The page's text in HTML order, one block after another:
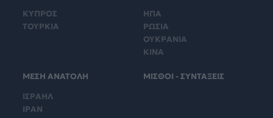
ΚΥΠΡΟΣ
ΤΟΥΡΚΙΑ
ΗΠΑ
ΡΩΣΙΑ
ΟΥΚΡΑΝΙΑ
ΚΙΝΑ
ΜΕΣΗ ΑΝΑΤΟΛΗ
ΙΣΡΑΗΛ
ΙΡΑΝ
ΜΙΣΘΟΙ - ΣΥΝΤΑΞΕΙΣ